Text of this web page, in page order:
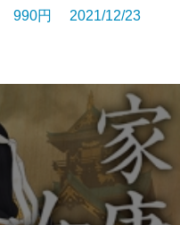
990円 2021/12/23